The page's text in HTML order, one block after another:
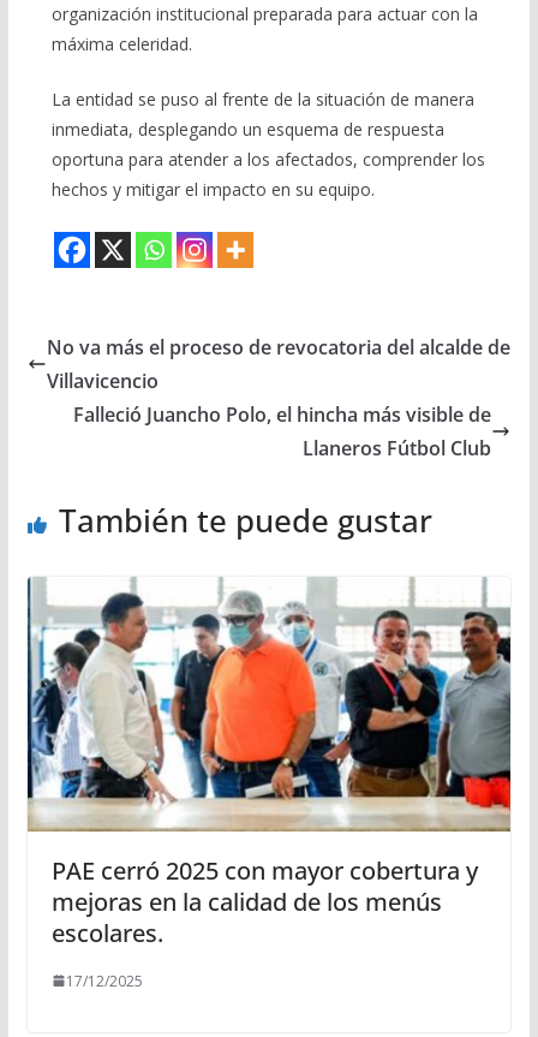
organización institucional preparada para actuar con la
máxima celeridad.
La entidad se puso al frente de la situación de manera
inmediata, desplegando un esquema de respuesta
oportuna para atender a los afectados, comprender los
hechos y mitigar el impacto en su equipo.
No va más el proceso de revocatoria del alcalde de
Villavicencio
Falleció Juancho Polo, el hincha más visible de
Llaneros Fútbol Club
También te puede gustar
PAE cerró 2025 con mayor cobertura y
mejoras en la calidad de los menús
escolares.
17/12/2025